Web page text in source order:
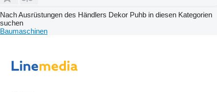
Nach Ausrüstungen des Händlers Dekor Puhb in diesen Kategorien
suchen
Baumaschinen